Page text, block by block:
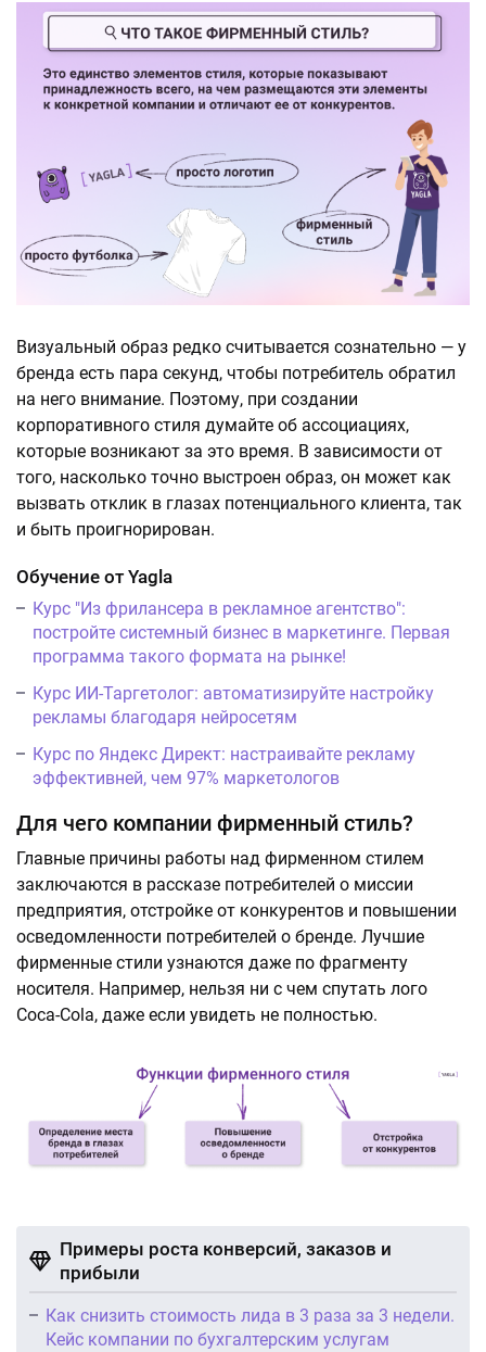
Визуальный образ редко считывается сознательно — у
бренда есть пара секунд, чтобы потребитель обратил
на него внимание. Поэтому, при создании
корпоративного стиля думайте об ассоциациях,
которые возникают за это время. В зависимости от
того, насколько точно выстроен образ, он может как
вызвать отклик в глазах потенциального клиента, так
и быть проигнорирован.
Обучение от Yagla
Курс "Из фрилансера в рекламное агентство":
постройте системный бизнес в маркетинге. Первая
программа такого формата на рынке!
Курс ИИ-Таргетолог: автоматизируйте настройку
рекламы благодаря нейросетям
Курс по Яндекс Директ: настраивайте рекламу
эффективней, чем 97% маркетологов
Для чего компании фирменный стиль?
Главные причины работы над фирменном стилем
заключаются в рассказе потребителей о миссии
предприятия, отстройке от конкурентов и повышении
осведомленности потребителей о бренде. Лучшие
фирменные стили узнаются даже по фрагменту
носителя. Например, нельзя ни с чем спутать лого
Coca-Cola, даже если увидеть не полностью.
Примеры роста конверсий, заказов и
прибыли
Как снизить стоимость лида в 3 раза за 3 недели.
Кейс компании по бухгалтерским услугам